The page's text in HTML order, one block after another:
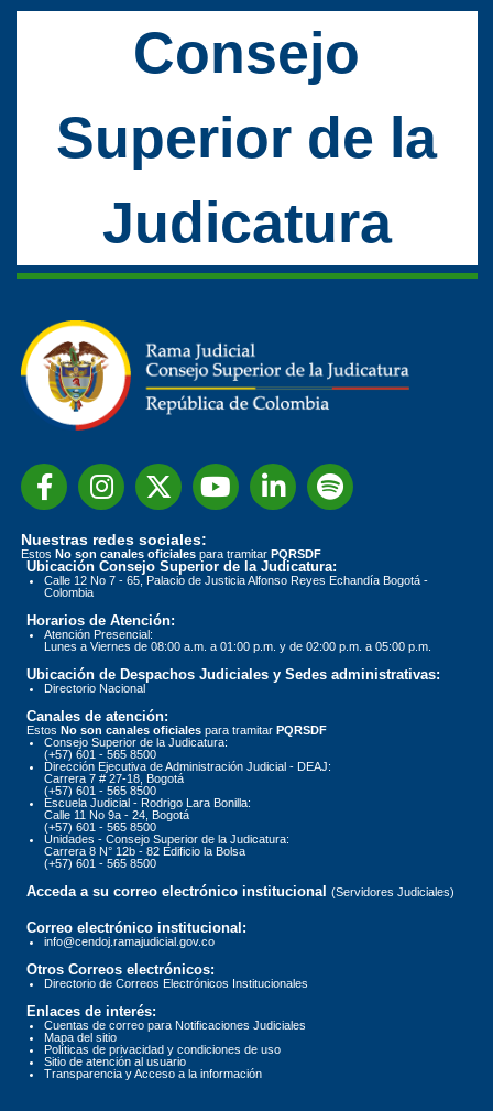
Consejo
Superior de la
Judicatura
Nuestras redes sociales:
Estos No son canales oficiales para tramitar PQRSDF
Ubicación Consejo Superior de la Judicatura:
Calle 12 No 7 - 65, Palacio de Justicia Alfonso Reyes Echandía Bogotá -
Colombia
Horarios de Atención:
Atención Presencial:
Lunes a Viernes de 08:00 a.m. a 01:00 p.m. y de 02:00 p.m. a 05:00 p.m.
Ubicación de Despachos Judiciales y Sedes administrativas:
Directorio Nacional
Canales de atención:
Estos No son canales oficiales para tramitar PQRSDF
Consejo Superior de la Judicatura:
(+57) 601 - 565 8500
Dirección Ejecutiva de Administración Judicial - DEAJ:
Carrera 7 # 27-18, Bogotá
(+57) 601 - 565 8500
Escuela Judicial - Rodrigo Lara Bonilla:
Calle 11 No 9a - 24, Bogotá
(+57) 601 - 565 8500
Unidades - Consejo Superior de la Judicatura:
Carrera 8 N° 12b - 82 Edificio la Bolsa
(+57) 601 - 565 8500
Acceda a su correo electrónico institucional (Servidores Judiciales)
Correo electrónico institucional:
info@cendoj.ramajudicial.gov.co
Otros Correos electrónicos:
Directorio de Correos Electrónicos Institucionales
Enlaces de interés:
Cuentas de correo para Notificaciones Judiciales
Mapa del sitio
Políticas de privacidad y condiciones de uso
Sitio de atención al usuario
Transparencia y Acceso a la información